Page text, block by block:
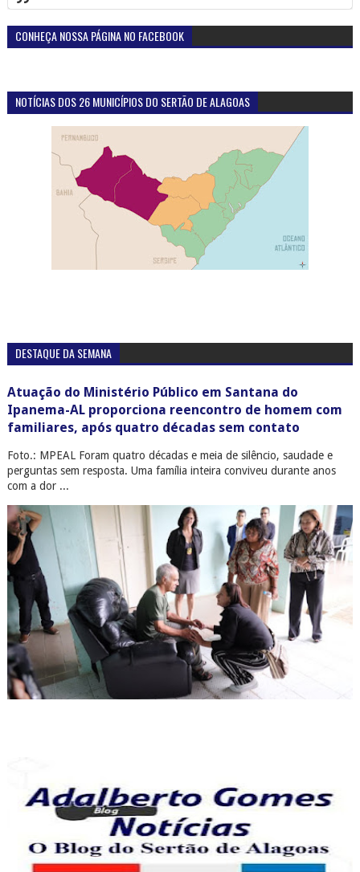
CONHEÇA NOSSA PÁGINA NO FACEBOOK
NOTÍCIAS DOS 26 MUNICÍPIOS DO SERTÃO DE ALAGOAS
DESTAQUE DA SEMANA
Atuação do Ministério Público em Santana do
Ipanema-AL proporciona reencontro de homem com
familiares, após quatro décadas sem contato
Foto.: MPEAL Foram quatro décadas e meia de silêncio, saudade e
perguntas sem resposta. Uma família inteira conviveu durante anos
com a dor ...